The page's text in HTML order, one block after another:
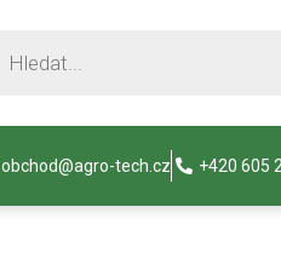
obchod@agro-tech.cz +420 605